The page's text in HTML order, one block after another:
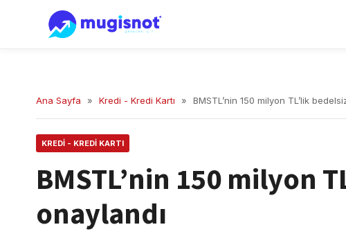
Ana Sayfa » Kredi - Kredi Kartı » BMSTL’nin 150 milyon TL’lik
KREDI - KREDI KARTI
BMSTL’nin 150 milyon
onaylandı